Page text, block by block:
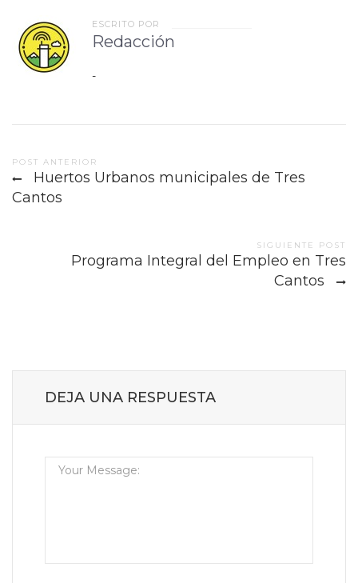
ESCRITO POR
Redacción
-
Post
navigation
POST ANTERIOR
Huertos Urbanos municipales de Tres
Cantos
SIGUIENTE POST
Programa Integral del Empleo en Tres
Cantos
DEJA UNA RESPUESTA